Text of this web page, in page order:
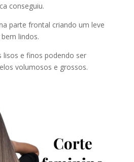
conseguiu.
parte frontal criando um leve
lindos.
lisos e finos podendo ser
volumosos e grossos.